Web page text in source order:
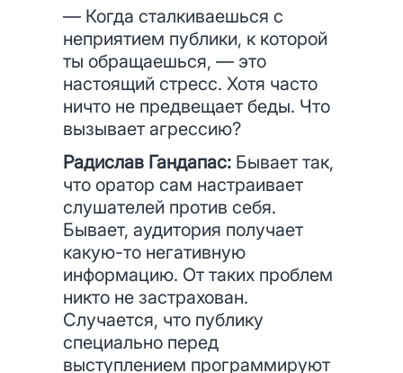
— Когда сталкиваешься с
неприятием публики, к которой
ты обращаешься, — это
настоящий стресс. Хотя часто
ничто не предвещает беды. Что
вызывает агрессию?
Радислав Гандапас: Бывает так,
что оратор сам настраивает
слушателей против себя.
Бывает, аудитория получает
какую-то негативную
информацию. От таких проблем
никто не застрахован.
Случается, что публику
специально перед
выступлением программируют